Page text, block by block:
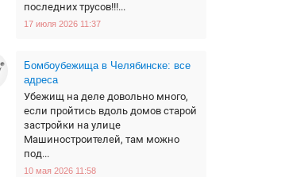
последних трусов!!!...
17 июля 2026 11:37
Бомбоубежища в Челябинске: все
адреса
Убежищ на деле довольно много,
если пройтись вдоль домов старой
застройки на улице
Машиностроителей, там можно
под...
10 мая 2026 11:58